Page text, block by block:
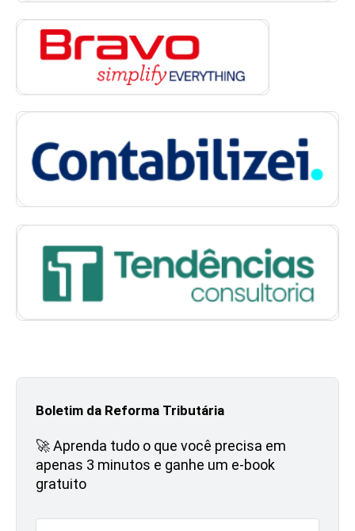
Boletim da Reforma Tributária
🚀 Aprenda tudo o que você precisa em
apenas 3 minutos e ganhe um e-book
gratuito